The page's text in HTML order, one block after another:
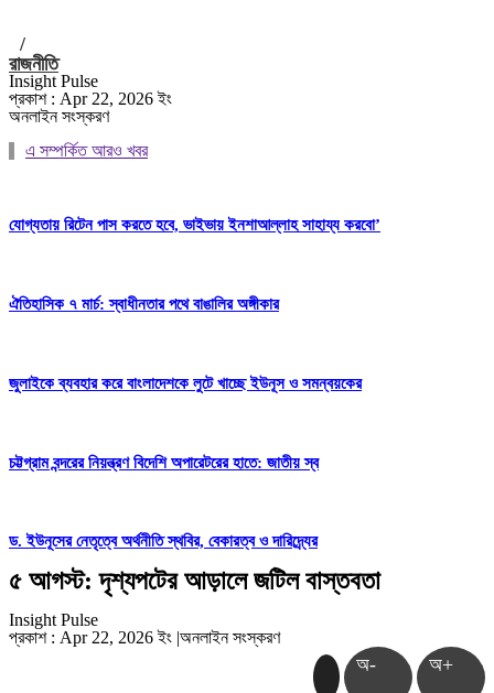
/
রাজনীতি
Insight Pulse
প্রকাশ : Apr 22, 2026 ইং
অনলাইন সংস্করণ
এ সম্পর্কিত আরও খবর
যোগ্যতায় রিটেন পাস করতে হবে, ভাইভায় ইনশাআল্লাহ সাহায্য করবো’
ঐতিহাসিক ৭ মার্চ: স্বাধীনতার পথে বাঙালির অঙ্গীকার
জুলাইকে ব্যবহার করে বাংলাদেশকে লুটে খাচ্ছে ইউনূস ও সমন্বয়কের
চট্টগ্রাম বন্দরের নিয়ন্ত্রণ বিদেশি অপারেটরের হাতে: জাতীয় স্ব
ড. ইউনূসের নেতৃত্বে অর্থনীতি স্থবির, বেকারত্ব ও দারিদ্র্যের
৫ আগস্ট: দৃশ্যপটের আড়ালে জটিল বাস্তবতা
Insight Pulse
প্রকাশ : Apr 22, 2026 ইং |অনলাইন সংস্করণ
অ- অ+